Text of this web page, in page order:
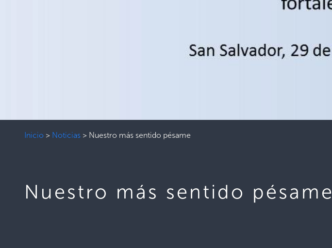
Inicio > Noticias > Nuestro más sentido pésame
Nuestro más sentido pésame